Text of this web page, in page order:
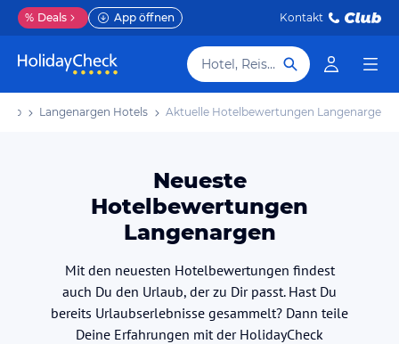
% Deals App öffnen Kontakt
Hotel, Reiseziel
Langenargen Hotels Aktuelle Hotelbewertungen Langenargen
Neueste
Hotelbewertungen
Langenargen
Mit den neuesten Hotelbewertungen findest
auch Du den Urlaub, der zu Dir passt. Hast Du
bereits Urlaubserlebnisse gesammelt? Dann teile
Deine Erfahrungen mit der HolidayCheck